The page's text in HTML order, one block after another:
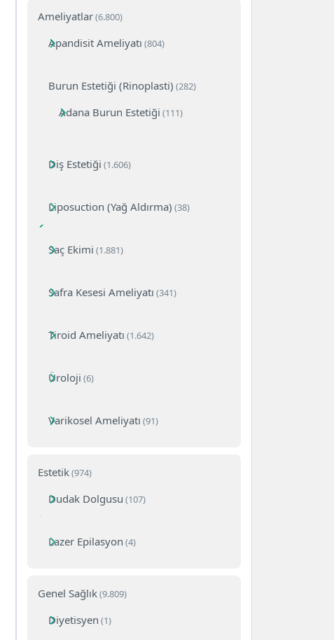
Ameliyatlar(6.800)
Apandisit Ameliyatı (804)
Burun Estetiği (Rinoplasti) (282)
Adana Burun Estetiği (111)
Diş Estetiği (1.606)
Liposuction (Yağ Aldırma) (38)
Saç Ekimi (1.881)
Safra Kesesi Ameliyatı (341)
Tiroid Ameliyatı (1.642)
Üroloji (6)
Varikosel Ameliyatı (91)
Estetik(974)
Dudak Dolgusu (107)
Lazer Epilasyon (4)
Genel Sağlık(9.809)
Diyetisyen (1)